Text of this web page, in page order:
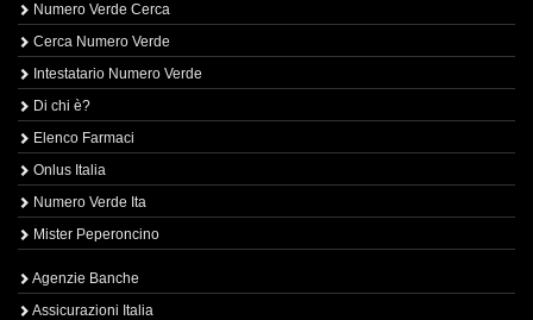
Numero Verde Cerca
Cerca Numero Verde
Intestatario Numero Verde
Di chi è?
Elenco Farmaci
Onlus Italia
Numero Verde Ita
Mister Peperoncino
Agenzie Banche
Assicurazioni Italia